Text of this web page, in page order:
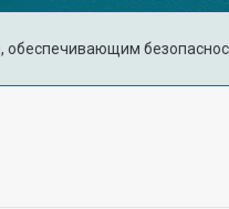
обеспечивающим